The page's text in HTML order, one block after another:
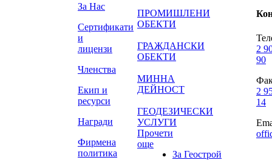
За Нас
Сертификати
и
лицензи
Членства
Екип и
ресурси
Награди
Фирмена
политика
ПРОМИШЛЕНИ
ОБЕКТИ
ГРАЖДАНСКИ
ОБЕКТИ
МИННА
ДЕЙНОСТ
ГЕОДЕЗИЧЕСКИ
УСЛУГИ
Прочети
още
2
90
2
14
За Геострой